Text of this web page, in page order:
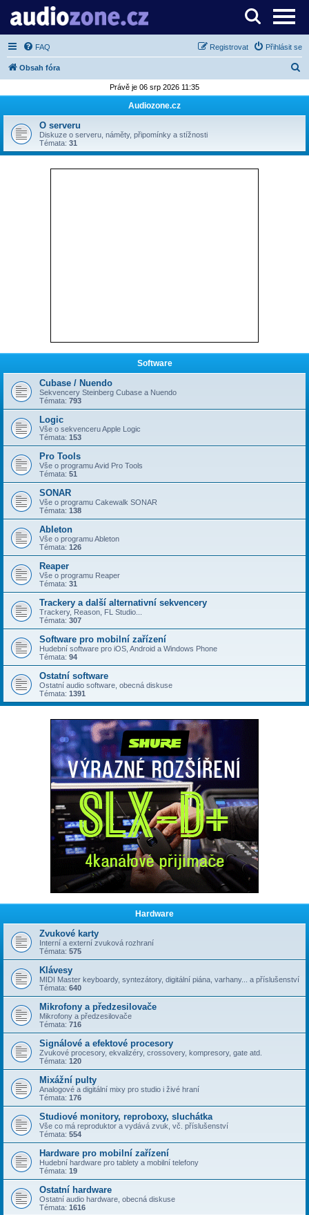
Server o digitálním zpracování zvuku
FAQ Přihlásit se
Registrovat
Obsah fóra
d
t
Právě je 06 srp 2026 11:35
Audiozone.cz
O serveru
Diskuze o serveru, náměty, připomínky a stížnosti
Témata: 31
Software
Cubase / Nuendo
Sekvencery Steinberg Cubase a Nuendo
Témata: 793
Logic
Vše o sekvenceru Apple Logic
Témata: 153
Pro Tools
Vše o programu Avid Pro Tools
Témata: 51
SONAR
Vše o programu Cakewalk SONAR
Témata: 138
Ableton
Vše o programu Ableton
Témata: 126
Reaper
Vše o programu Reaper
Témata: 31
Trackery a další alternativní sekvencery
Trackery, Reason, FL Studio...
Témata: 307
Software pro mobilní zařízení
Hudební software pro iOS, Android a Windows Phone
Témata: 94
Ostatní software
Ostatní audio software, obecná diskuse
Témata: 1391
Hardware
Zvukové karty
Interní a externí zvuková rozhraní
Témata: 575
Klávesy
MIDI Master keyboardy, syntezátory, digitální piána, varhany... a příslušenství
Témata: 640
Mikrofony a předzesilovače
Mikrofony a předzesilovače
Témata: 716
Signálové a efektové procesory
Zvukové procesory, ekvalizéry, crossovery, kompresory, gate atd.
Témata: 120
Mixážní pulty
Analogové a digitální mixy pro studio i živé hraní
Témata: 176
Studiové monitory, reproboxy, sluchátka
Vše co má reproduktor a vydává zvuk, vč. příslušenství
Témata: 554
Hardware pro mobilní zařízení
Hudební hardware pro tablety a mobilní telefony
Témata: 19
Ostatní hardware
Ostatní audio hardware, obecná diskuse
Témata: 1616